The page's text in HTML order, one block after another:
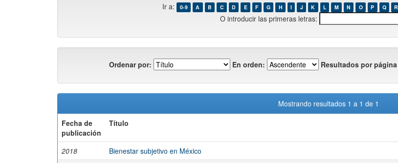
Ir a: 0-9 A B C D E F G H I J K L M N O P Q R
O introducir las primeras letras:
Ordenar por: En orden: Resultados por página
Mostrando resultados 1 a 1 de 1
Fecha de
publicación
Título
2018 Bienestar subjetivo en México